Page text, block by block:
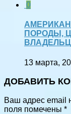
0
ПОРОДЫ,
13 марта,
ДОБАВИТЬ
Ваш адрес email
поля помечены *